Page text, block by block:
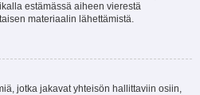
estämässä aiheen vierestä
materiaalin lähettämistä.
jotka jakavat yhteisön hallittaviin osiin,